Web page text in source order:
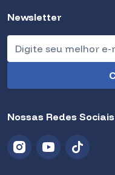
Newsletter
Nossas Redes Sociais